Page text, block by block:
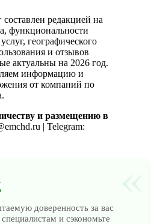
составлен редакцией на
функциональности
географического
и отзывов
актуальны на 2026 год.
информацию и
от компаний по
и размещению в
| Telegram:
«
доверенность за вас
и сэкономьте